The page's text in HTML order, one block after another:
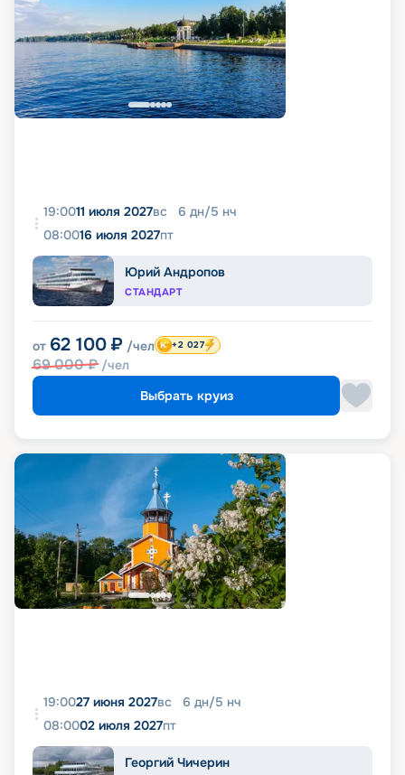
19:0011 июля 2027вс 6 дн/5 нч
08:0016 июля 2027пт
Юрий Андропов
СТАНДАРТ
от 62 100 ₽ /чел
69 000₽ /чел
+2 027
Выбрать круиз
19:0027 июня 2027вс 6 дн/5 нч
08:0002 июля 2027пт
Георгий Чичерин